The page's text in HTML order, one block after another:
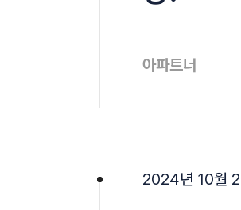
아파트너
2024년 10월